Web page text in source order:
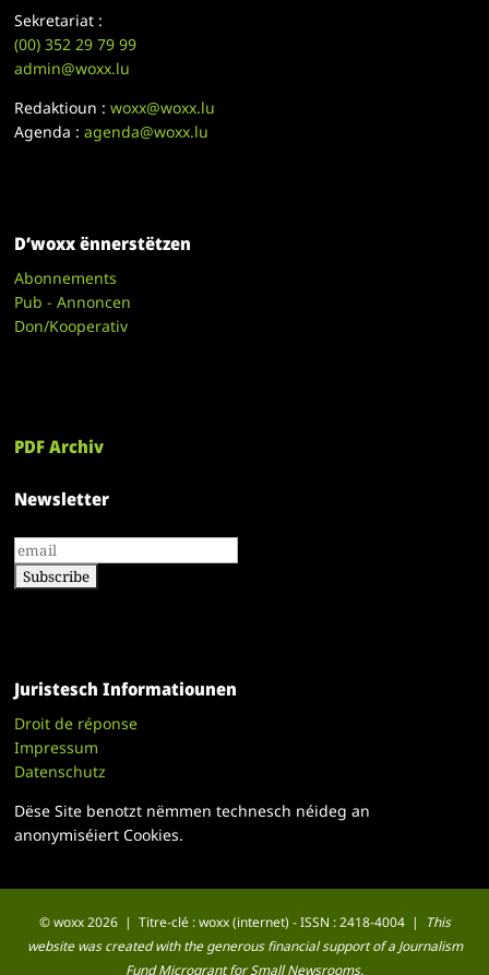
Sekretariat :
(00)352 29 79 99
admin@woxx.lu
Redaktioun :woxx@woxx.lu
Agenda :agenda@woxx.lu
D’woxx ënnerstëtzen
Abonnements
Pub - Annoncen
Don/Kooperativ
PDF Archiv
Newsletter
Juristesch Informatiounen
Droit de réponse
Impressum
Datenschutz
Dëse Site benotzt nëmmen technesch néideg an
anonymiséiert Cookies.
© woxx 2026 | Titre-clé : woxx (internet) - ISSN : 2418-4004 |
This
website was created with the generous financial support of a Journalism
Fund Microgrant for Small Newsrooms.